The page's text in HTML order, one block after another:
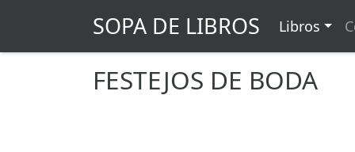
SOPA DE LIBROS Libros
FESTEJOS DE BODA